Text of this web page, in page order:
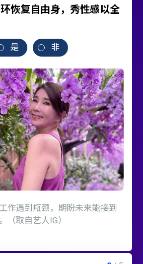
恢复自由身，秀性感以全
是 非
作遇到瓶颈，期盼未来能接到
（取自艺人IG）